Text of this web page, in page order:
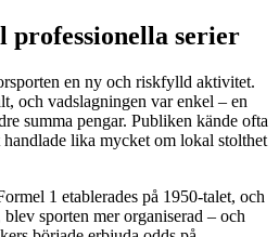
serier
en ny och riskfylld aktivitet.
och vadslagningen var enkel – en
summa pengar. Publiken kände ofta
lika mycket om lokal stolthet
1 etablerades på 1950-talet, och
sporten mer organiserad – och